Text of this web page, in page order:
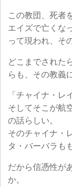
この教団、死者
エイズで亡くな
って現われ、そ
どこまでされた
らも、その教義
「チャイナ・レ
そしてそこが航
の話らしい。
そのチャイナ・
タ・バーバラも
だから信憑性が
か。